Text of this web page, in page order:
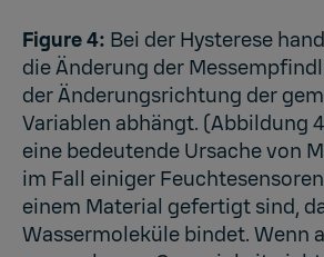
Figure 4: Bei der Hysterese
die Änderung der
der Änderungsrichtung der
Variablen abhängt. (Abbildung
eine bedeutende Ursache von
im Fall einiger
einem Material gefertigt sind,
Wassermoleküle bindet. Wenn